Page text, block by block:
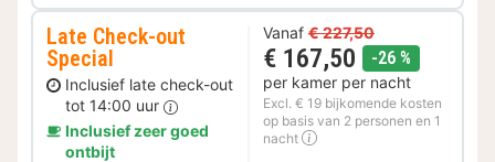
Late Check-out
Special
Inclusief late check-out
tot 14:00 uur
Inclusief zeer goed
ontbijt
Vanaf € 227,50
€ 167,50 -26 %
per kamer per nacht
Excl. € 19 bijkomende kosten
op basis van 2 personen en 1
nacht